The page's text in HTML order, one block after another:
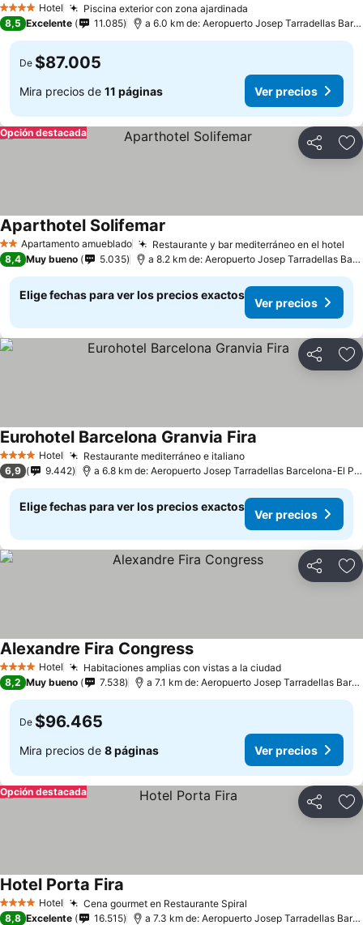
4 EstrellasHotel Piscina exterior con zona ajardinada
8,5 Excelente 11.085 a 6.0 km de: Aeropuerto Josep Tarradellas Barcelona-El Prat
De $87.005
Mira precios de 11 páginas Ver precios
Compartir
Opción destacada
2 EstrellasApartamento amueblado Restaurante y bar mediterráneo en el hotel
Aparthotel Solifemar
8,4 Muy bueno 5.035 a 8.2 km de: Aeropuerto Josep Tarradellas Barcelona-El Prat
Elige fechas para ver los precios exactos
Ver precios
Compartir
4 EstrellasHotel Restaurante mediterráneo e italiano
Eurohotel Barcelona Granvia Fira
6,9 9.442 a 6.8 km de: Aeropuerto Josep Tarradellas Barcelona-El Prat
Elige fechas para ver los precios exactos
Ver precios
Compartir
4 EstrellasHotel Habitaciones amplias con vistas a la ciudad
Alexandre Fira Congress
8,2 Muy bueno 7.538 a 7.1 km de: Aeropuerto Josep Tarradellas Barcelona-El Prat
De $96.465
Mira precios de 8 páginas Ver precios
Compartir
Opción destacada
4 EstrellasHotel Cena gourmet en Restaurante Spiral
Hotel Porta Fira
8,8 Excelente 16.515 a 7.3 km de: Aeropuerto Josep Tarradellas Barcelona-El Prat